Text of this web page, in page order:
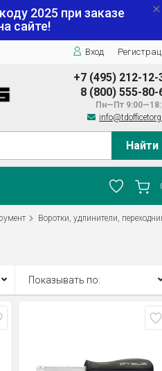
2025 при заказе
сайте!
Вход
+7 (495) 212-12-
8 (800) 555-80-
Пн—Пт
Найти
Воротки, удлинители,
Показывать по: